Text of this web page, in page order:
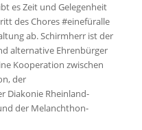
es Zeit und Gelegenheit
des Chores #einefüralle
ab. Schirmherr ist der
alternative Ehrenbürger
Kooperation zwischen
der
Diakonie Rheinland-
der Melanchthon-